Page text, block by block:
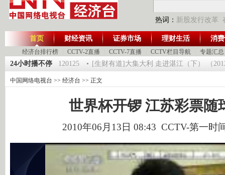
热词： 新股发行改革
首页
经济台排行榜 CCTV-2直播 CCTV-7直播 CCTV栏目导航 专题汇总
财经资讯 证券市场 理财生活 消
24小时播不停
《第一时间》 20120125 [生财有道]大集大利 走进湛江（下） （
中国网络电视台 >> 经济台 >> 正文
世界杯开锣 江苏彩票随
2010年06月13日 08:43 CCTV-第一时